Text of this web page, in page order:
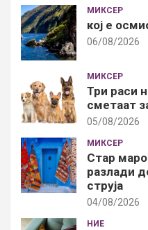
МИКСЕР
кој е
06/08/2026
МИКСЕР
Три раси
сметаат
05/08/2026
МИКСЕР
Стар
разлади
струја
04/08/2026
НИЕ